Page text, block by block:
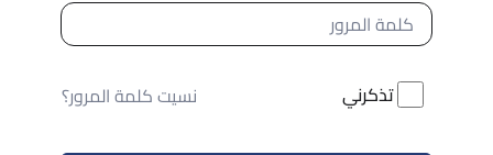
تذكرني نسيت كلمة المرور؟